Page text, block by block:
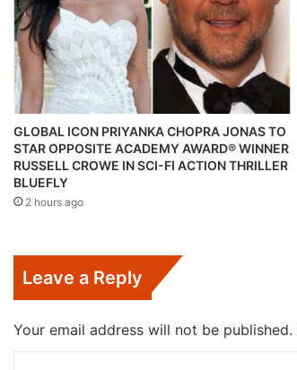
GLOBAL ICON PRIYANKA CHOPRA JONAS TO
STAR OPPOSITE ACADEMY AWARD® WINNER
RUSSELL CROWE IN SCI-FI ACTION THRILLER
BLUEFLY
2 hours ago
Leave a Reply
Your email address will not be published.